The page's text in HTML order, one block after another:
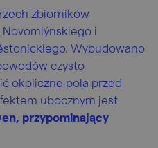
zbiorników
i
Wybudowano
czysto
okoliczne pola przed
ubocznym jest
przypominający